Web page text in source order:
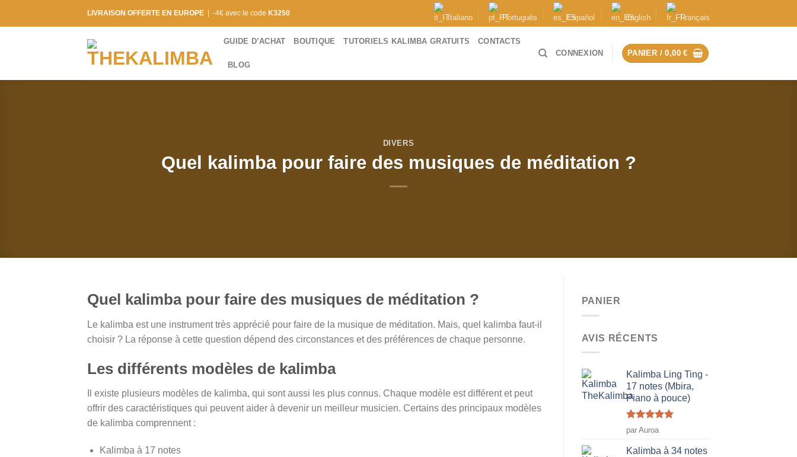
LIVRAISON OFFERTE EN EUROPE | -4€ avec le code K3250 Italiano Português Español English Français
GUIDE D’ACHAT BOUTIQUE TUTORIELS KALIMBA GRATUITS CONTACTS
BLOG
CONNEXION PANIER /0,00€
DIVERS
Quel kalimba pour faire des musiques de méditation ?
Quel kalimba pour faire des musiques de méditation ?
Le kalimba est une instrument très apprécié pour faire de la musique de méditation. Mais, quel kalimba faut-il
choisir ? La réponse à cette question dépend des circonstances et des préférences de chaque personne.
Les différents modèles de kalimba
Il existe plusieurs modèles de kalimba, qui sont aussi les plus connus. Chaque modèle est différent et peut
offrir des caractéristiques qui peuvent aider à devenir un meilleur musicien. Certains des principaux modèles
de kalimba comprennent :
Kalimba à 17 notes
PANIER
AVIS RÉCENTS
Kalimba Ling Ting -
17 notes (Mbira,
Piano à pouce)
Note5sur
5
par Auroa
Kalimba à 34 notes